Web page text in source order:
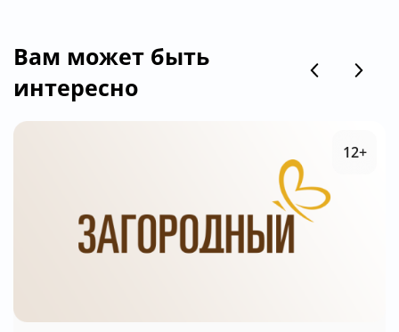
Вам может быть
интересно
12+